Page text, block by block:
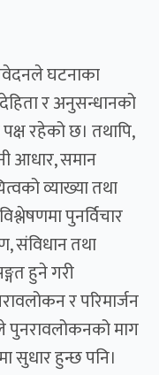
घटनाका
र अनुसन्धानको
रहेको छ। तथापि,
आधार, समान
व्याख्या तथा
पुनर्विचार
संविधान तथा
हुने गरी
र परिमार्जन
पुनरावलोकनको माग
सुधार हुन्छ पनि।